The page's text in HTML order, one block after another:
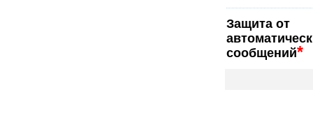
Защита от
сообщений*